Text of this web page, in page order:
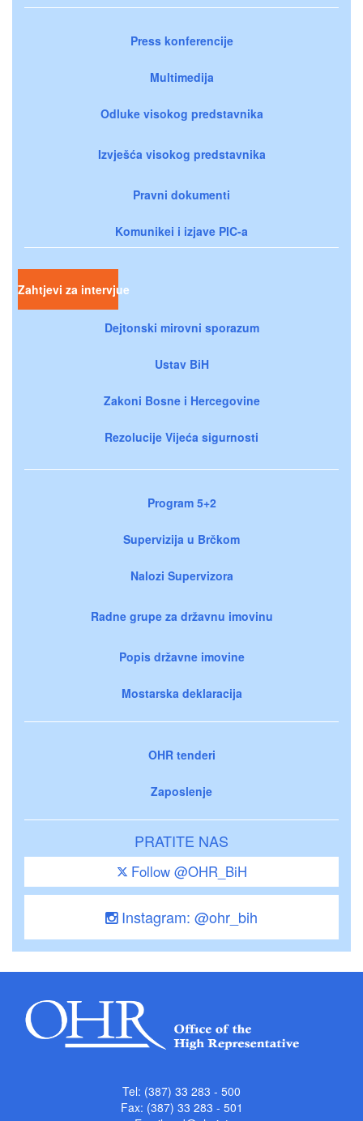
Press konferencije
Multimedija
Odluke visokog predstavnika
Izvješća visokog predstavnika
Pravni dokumenti
Komunikei i izjave PIC-a
Zahtjevi za intervjue
Dejtonski mirovni sporazum
Ustav BiH
Zakoni Bosne i Hercegovine
Rezolucije Vijeća sigurnosti
Program 5+2
Supervizija u Brčkom
Nalozi Supervizora
Radne grupe za državnu imovinu
Popis državne imovine
Mostarska deklaracija
OHR tenderi
Zaposlenje
PRATITE NAS
Follow @OHR_BiH
Instagram: @ohr_bih
Tel: (387) 33 283 - 500
Fax: (387) 33 283 - 501